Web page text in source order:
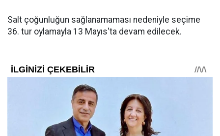
Salt çoğunluğun sağlanamaması nedeniyle seçime
36. tur oylamayla 13 Mayıs'ta devam edilecek.